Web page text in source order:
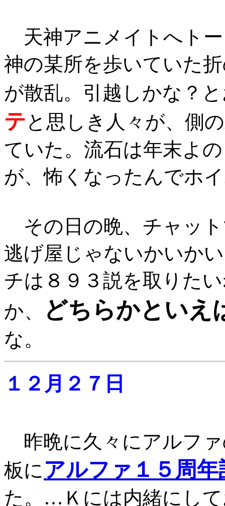
天神アニメイトへト
神の某所を歩いていた
が散乱。引越しかな？
テと思しき人々が、側
ていた。流石は年末よ
が、怖くなったんでホ
その日の晩、チャッ
逃げ屋じゃないかいか
チは８９３説を取りた
か、
どちらかといえ
な。
１２月２７日
昨晩に久々にアルフ
板にアルファ１５周
た。…Ｋには内緒にし